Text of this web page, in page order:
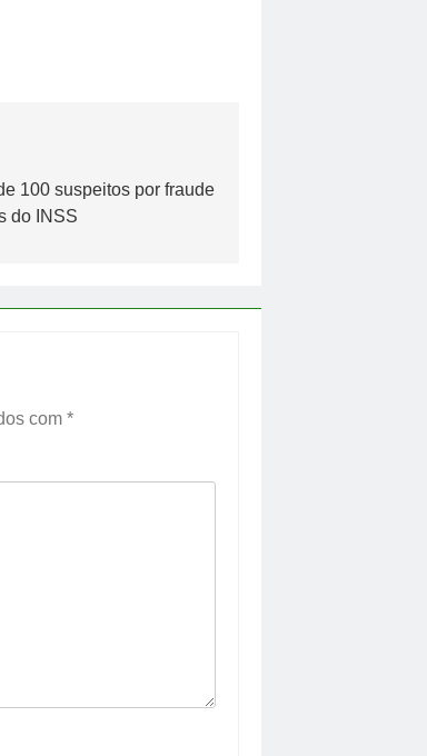
100 suspeitos por fraude
do INSS
com *